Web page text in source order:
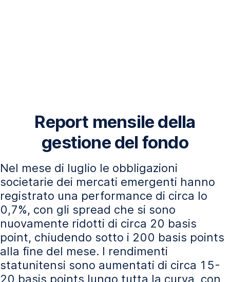
Report mensile della
gestione del fondo
Nel mese di luglio le obbligazioni
societarie dei mercati emergenti hanno
registrato una performance di circa lo
0,7%, con gli spread che si sono
nuovamente ridotti di circa 20 basis
point, chiudendo sotto i 200 basis points
alla fine del mese. I rendimenti
statunitensi sono aumentati di circa 15-
20 basis points lungo tutta la curva, con